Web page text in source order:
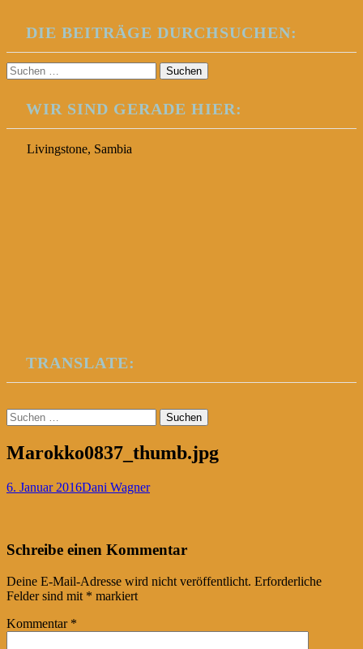
DIE BEITRÄGE DURCHSUCHEN:
Suchen
nach:
WIR SIND GERADE HIER:
Livingstone, Sambia
TRANSLATE:
Suchen
nach:
Marokko0837_thumb.jpg
6. Januar 2016Dani Wagner
Post
navigation
←
Schreibe einen Kommentar
Deine E-Mail-Adresse wird nicht veröffentlicht. Erforderliche
Felder sind mit * markiert
Kommentar *